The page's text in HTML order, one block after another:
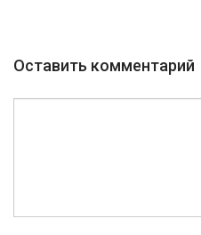
Оставить комментарий